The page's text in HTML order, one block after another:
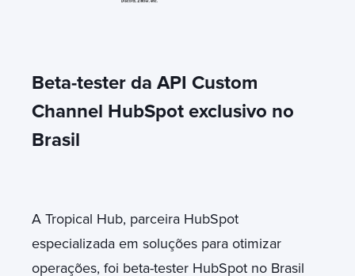
Beta-tester da API Custom
Channel HubSpot exclusivo no
Brasil
A Tropical Hub, parceira HubSpot
especializada em soluções para otimizar
operações, foi beta-tester HubSpot no Brasil